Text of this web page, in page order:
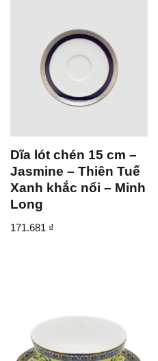
Dĩa lót chén 15 cm –
Jasmine – Thiên Tuế
Xanh khắc nổi – Minh
Long
171.681 ₫